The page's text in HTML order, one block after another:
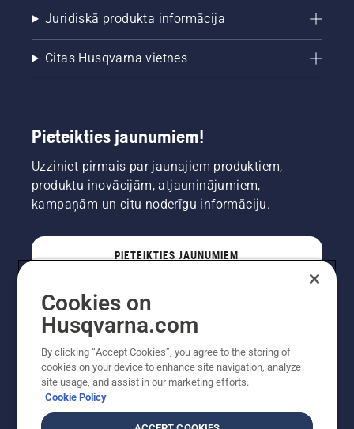
Juridiskā produkta informācija
Citas Husqvarna vietnes
Pieteikties jaunumiem!
Uzziniet pirmais par jaunajiem produktiem,
produktu inovācijām, atjauninājumiem,
kampaņām un citu noderīgu informāciju.
PIETEIKTIES JAUNUMIEM
Cookies on
Husqvarna.com
By clicking “Accept Cookies”, you agree to the storing of
cookies on your device to enhance site navigation, analyze
site usage, and assist in our marketing efforts.
Cookie Policy